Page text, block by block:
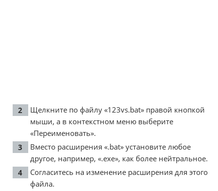
Щелкните по файлу «123vs.bat» правой кнопкой
мыши, а в контекстном меню выберите
«Переименовать».
Вместо расширения «.bat» установите любое
другое, например, «.exe», как более нейтральное.
Согласитесь на изменение расширения для этого
файла.